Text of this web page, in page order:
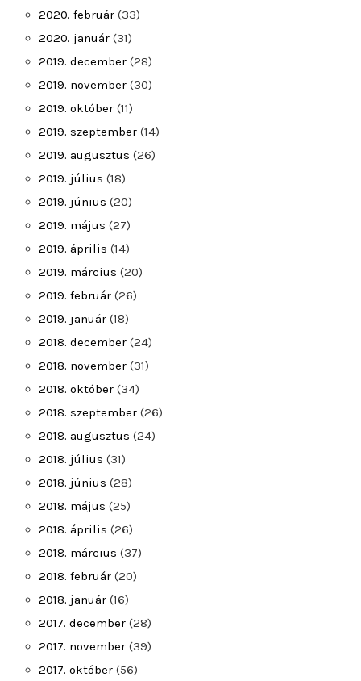
2020. február (33)
2020. január (31)
2019. december (28)
2019. november (30)
2019. október (11)
2019. szeptember (14)
2019. augusztus (26)
2019. július (18)
2019. június (20)
2019. május (27)
2019. április (14)
2019. március (20)
2019. február (26)
2019. január (18)
2018. december (24)
2018. november (31)
2018. október (34)
2018. szeptember (26)
2018. augusztus (24)
2018. július (31)
2018. június (28)
2018. május (25)
2018. április (26)
2018. március (37)
2018. február (20)
2018. január (16)
2017. december (28)
2017. november (39)
2017. október (56)